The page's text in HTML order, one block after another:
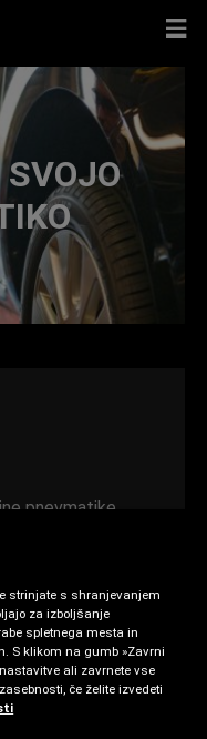
pnevmatike
zato ni vedno
prek meje
ter z rednimi
ali poškodbe
težave.
strinjate s shranjevanjem
za izboljšanje
spletnega mesta in
S klikom na gumb »Zavrni
ali zavrnete vse
če želite izvedeti